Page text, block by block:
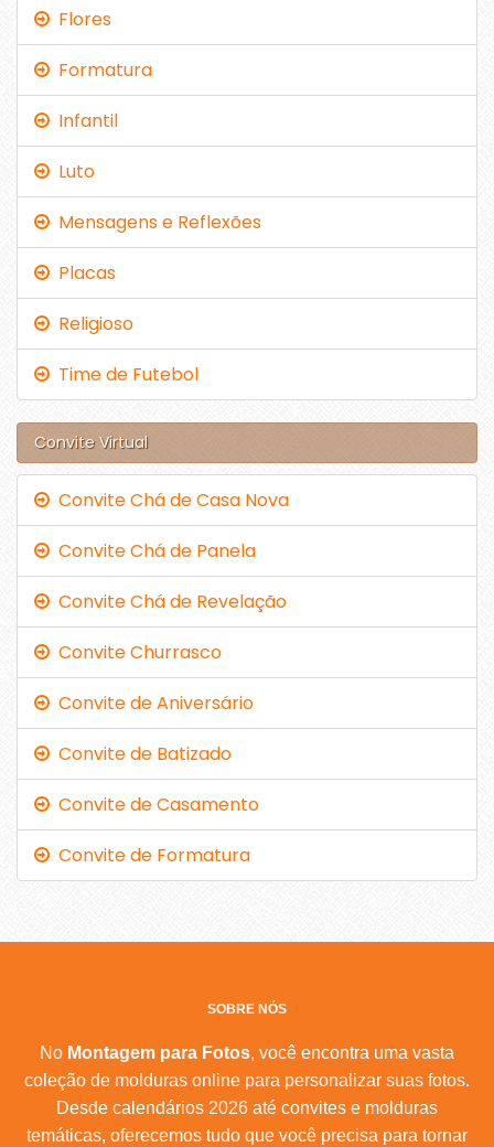
Flores
Formatura
Infantil
Luto
Mensagens e Reflexões
Placas
Religioso
Time de Futebol
Convite Virtual
Convite Chá de Casa Nova
Convite Chá de Panela
Convite Chá de Revelação
Convite Churrasco
Convite de Aniversário
Convite de Batizado
Convite de Casamento
Convite de Formatura
SOBRE NÓS
No Montagem para Fotos, você encontra uma vasta
coleção de molduras online para personalizar suas fotos.
Desde calendários 2026 até convites e molduras
temáticas, oferecemos tudo que você precisa para tornar